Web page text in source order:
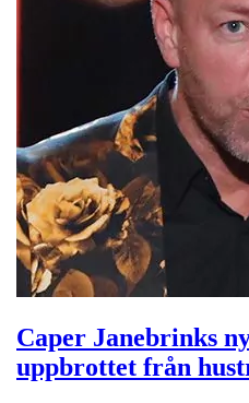
Caper Janebrinks
uppbrottet från